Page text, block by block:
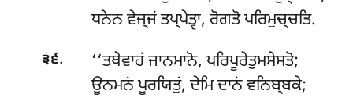
ਧਨੇਨ ਵੇਜ੍ਜਂ ਤਪ੍ਪੇਤ੍ਵਾ, ਰੋਗਤੋ ਪਰਿਮੁਚ੍ਚਤਿ.
੩੬.
‘‘ਤਥੇਵਾਹਂ ਜਾਨਮਾਨੋ, ਪਰਿਪੂਰੇਤੁਮਸੇਸਤੋ;
ਊਨਮਨਂ ਪੂਰਯਿਤੁਂ, ਦੇਮਿ ਦਾਨਂ ਵਨਿਬ੍ਬਕੇ;